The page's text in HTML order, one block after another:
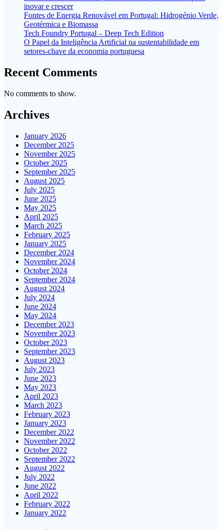
inovar e crescer
Fontes de Energia Renovável em Portugal: Hidrogénio Verde,
Geotérmica e Biomassa
Tech Foundry Portugal – Deep Tech Edition
O Papel da Inteligência Artificial na sustentabilidade em
setores-chave da economia portuguesa
Recent Comments
No comments to show.
Archives
January 2026
December 2025
November 2025
October 2025
September 2025
August 2025
July 2025
June 2025
May 2025
April 2025
March 2025
February 2025
January 2025
December 2024
November 2024
October 2024
September 2024
August 2024
July 2024
June 2024
May 2024
December 2023
November 2023
October 2023
September 2023
August 2023
July 2023
June 2023
May 2023
April 2023
March 2023
February 2023
January 2023
December 2022
November 2022
October 2022
September 2022
August 2022
July 2022
June 2022
April 2022
February 2022
January 2022